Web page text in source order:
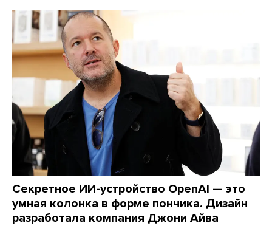
Секретное ИИ-устройство OpenAI — это
умная колонка в форме пончика. Дизайн
разработала компания Джони Айва